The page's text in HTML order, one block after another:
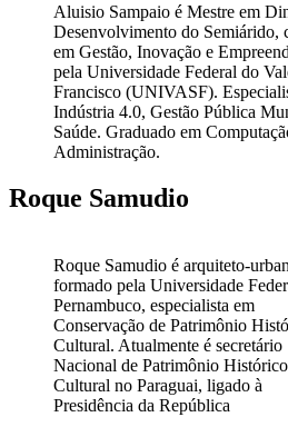
Aluisio Sampaio é Mestre em
Desenvolvimento do Semiárido,
em Gestão, Inovação e
pela Universidade Federal do
Francisco (UNIVASF).
Indústria 4.0, Gestão Pública
Saúde. Graduado em
Administração.
Roque Samudio
Roque Samudio é arquiteto-
formado pela Universidade
Pernambuco, especialista em
Conservação de Patrimônio
Cultural. Atualmente é secretário
Nacional de Patrimônio
Cultural no Paraguai, ligado à
Presidência da República